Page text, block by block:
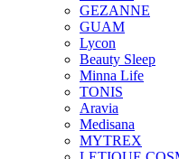
GEZANNE
GUAM
Lycon
Beauty Sleep
Minna Life
TONIS
Aravia
Medisana
MYTREX